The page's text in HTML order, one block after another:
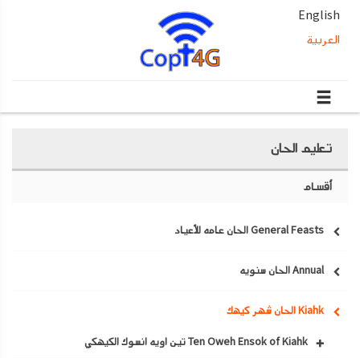
English
العربية
تعليم الحان
أقسام
General Feasts الحان عامه للأعياد
Annual الحان سنويه
Kiahk الحان شهر كيهك
Ten Oweh Ensok of Kiahk تين اويه انسوك الكيهكي